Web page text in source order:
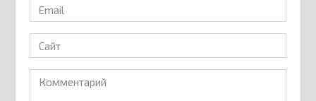
Email
*
Сайт
Комментарий